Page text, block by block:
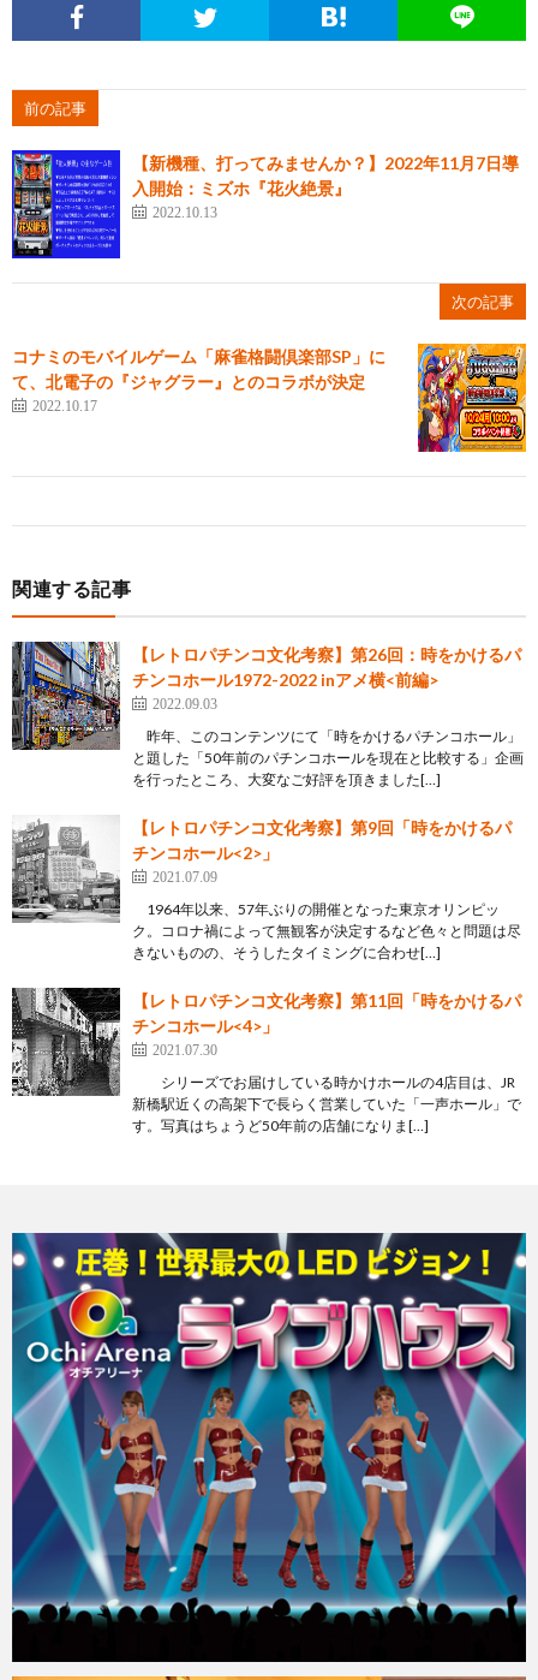
前の記事
【新機種、打ってみませんか？】2022年11月7日導
入開始：ミズホ『花火絶景』
2022.10.13
次の記事
コナミのモバイルゲーム「麻雀格闘倶楽部SP」に
て、北電子の『ジャグラー』とのコラボが決定
2022.10.17
関連する記事
【レトロパチンコ文化考察】第26回：時をかけるパ
チンコホール1972-2022 inアメ横<前編>
2022.09.03
昨年、このコンテンツにて「時をかけるパチンコホール」
と題した「50年前のパチンコホールを現在と比較する」企画
を行ったところ、大変なご好評を頂きました[…]
【レトロパチンコ文化考察】第9回「時をかけるパ
チンコホール<2>」
2021.07.09
1964年以来、57年ぶりの開催となった東京オリンピッ
ク。コロナ禍によって無観客が決定するなど色々と問題は尽
きないものの、そうしたタイミングに合わせ[…]
【レトロパチンコ文化考察】第11回「時をかけるパ
チンコホール<4>」
2021.07.30
シリーズでお届けしている時かけホールの4店目は、JR
新橋駅近くの高架下で長らく営業していた「一声ホール」で
す。写真はちょうど50年前の店舗になりま[…]